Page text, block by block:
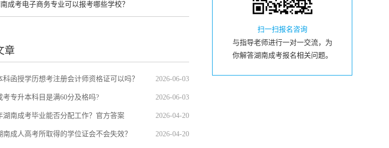
成考电子商务专业可以报考哪些学校？
章
2026-06-03
科函授学历想考注册会计师资格证可以吗？
2026-06-03
考专升本科目是满60分及格吗?
2026-04-20
湖南成考毕业能否分配工作？官方答案
2026-04-20
南成人高考所取得的学位证会不会失效？
扫一扫报名咨询
与指导老师进行一对一交流，为
你解答湖南成考报名相关问题。